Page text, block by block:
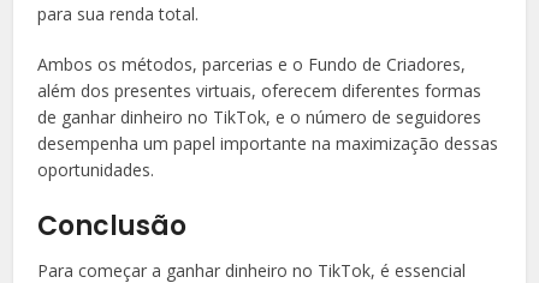
para sua renda total.
Ambos os métodos, parcerias e o Fundo de Criadores,
além dos presentes virtuais, oferecem diferentes formas
de ganhar dinheiro no TikTok, e o número de seguidores
desempenha um papel importante na maximização dessas
oportunidades.
Conclusão
Para começar a ganhar dinheiro no TikTok, é essencial